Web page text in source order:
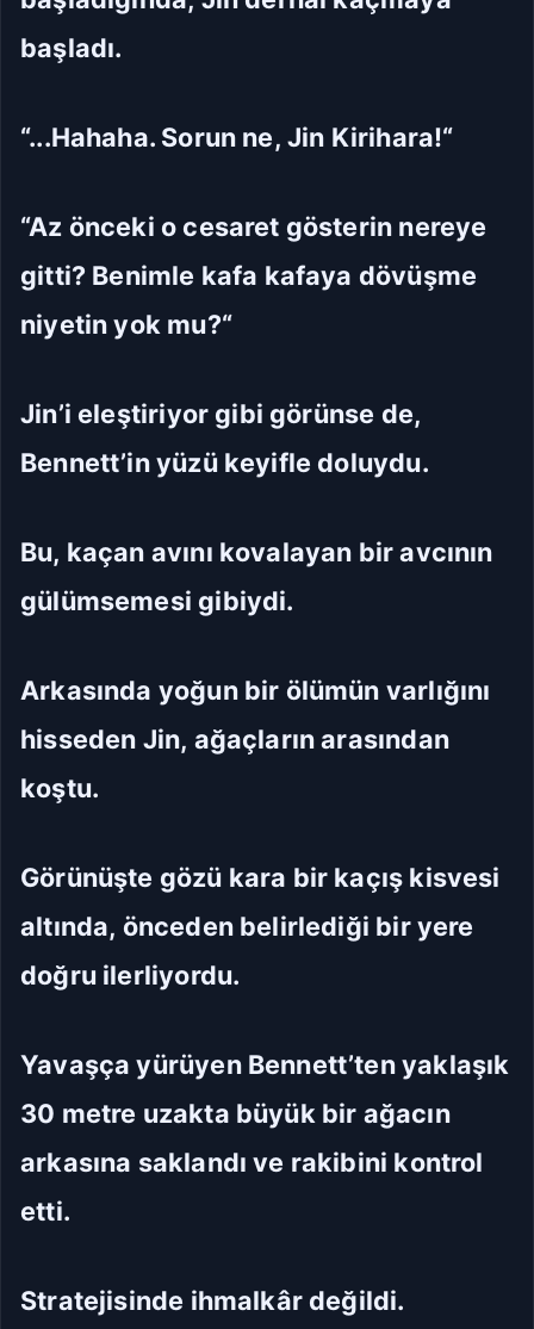
başladı.
“...Hahaha. Sorun ne, Jin Kirihara!“
“Az önceki o cesaret gösterin nereye
gitti? Benimle kafa kafaya dövüşme
niyetin yok mu?“
Jin’i eleştiriyor gibi görünse de,
Bennett’in yüzü keyifle doluydu.
Bu, kaçan avını kovalayan bir avcının
gülümsemesi gibiydi.
Arkasında yoğun bir ölümün varlığını
hisseden Jin, ağaçların arasından
koştu.
Görünüşte gözü kara bir kaçış kisvesi
altında, önceden belirlediği bir yere
doğru ilerliyordu.
Yavaşça yürüyen Bennett’ten yaklaşık
30 metre uzakta büyük bir ağacın
arkasına saklandı ve rakibini kontrol
etti.
Stratejisinde ihmalkâr değildi.